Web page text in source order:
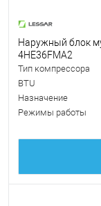
Наружный блок
4HE36FMA2
Тип компрессора
BTU
Назначение
Режимы работы